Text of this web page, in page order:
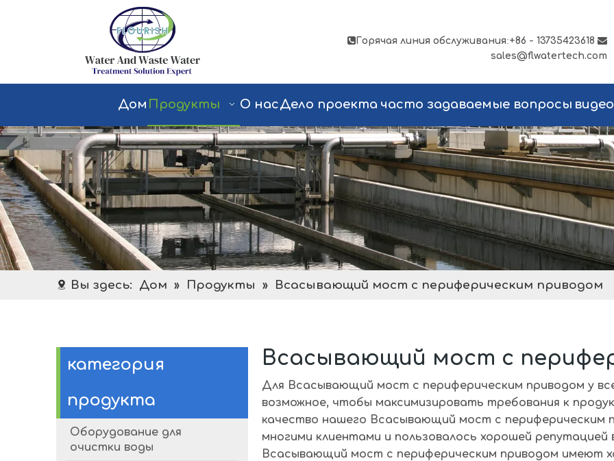
 Горячая линия обслуживания:+86 - 13735423618 
sales@flwatertech.com
Дом Продукты О насДело проекта часто задаваемые вопросы видео
Вы здесь: Дом » Продукты » Всасывающий мост с периферическим приводом
категория
продукта
Оборудование для
очистки воды
Всасывающий мост с
Для Всасывающий мост с периферическим приводом у
возможное, чтобы максимизировать требования к
качество нашего Всасывающий мост с периферическим
многими клиентами и пользовалось хорошей репутацией
Всасывающий мост с периферическим приводом имеют